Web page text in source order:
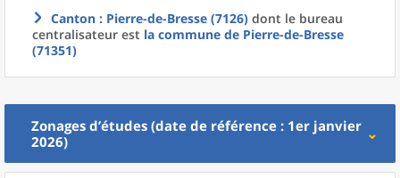
Canton : Pierre-de-Bresse (7126) dont le bureau
centralisateur est la commune de Pierre-de-Bresse
(71351)
Zonages d’études (date de référence : 1er janvier
2026)